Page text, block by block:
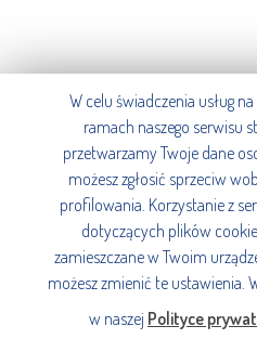
W celu świadczenia usług
ramach naszego serwisu
przetwarzamy Twoje dane
możesz zgłosić sprzeciw
profilowania. Korzystanie z
dotyczących plików
zamieszczane w Twoim
możesz zmienić te ustawienia.
w naszej Polityce